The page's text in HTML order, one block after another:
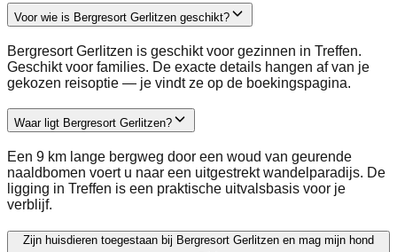
Voor wie is Bergresort Gerlitzen geschikt?
Bergresort Gerlitzen is geschikt voor gezinnen in Treffen.
Geschikt voor families. De exacte details hangen af van je
gekozen reisoptie — je vindt ze op de boekingspagina.
Waar ligt Bergresort Gerlitzen?
Een 9 km lange bergweg door een woud van geurende
naaldbomen voert u naar een uitgestrekt wandelparadijs. De
ligging in Treffen is een praktische uitvalsbasis voor je
verblijf.
Zijn huisdieren toegestaan bij Bergresort Gerlitzen en mag mijn hond